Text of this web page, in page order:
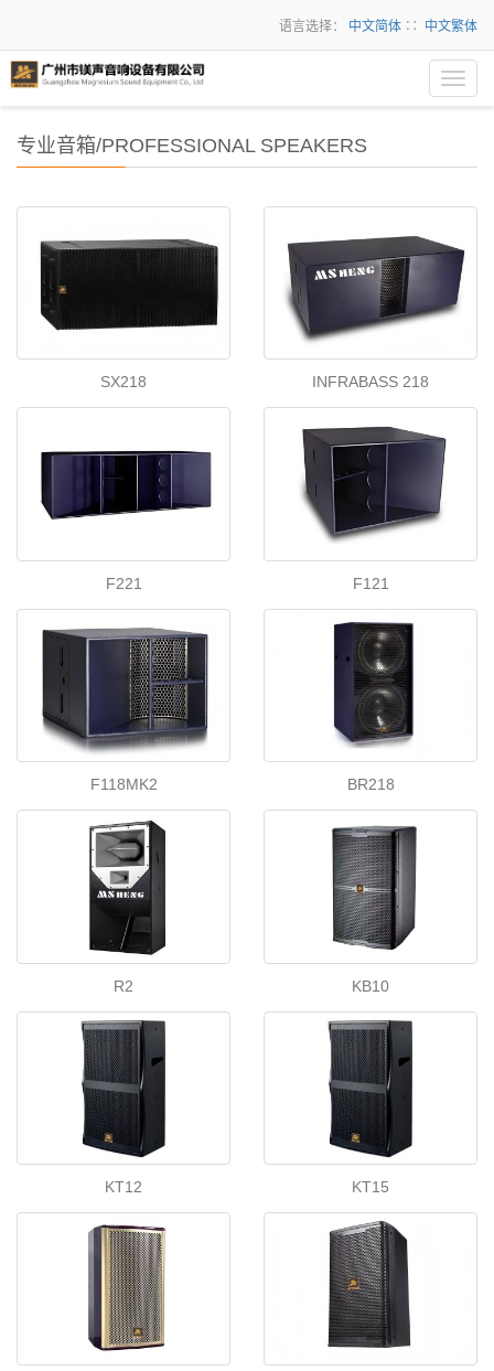
语言选择： 中文简体 ∷ 中文繁体
专业音箱/PROFESSIONAL SPEAKERS
SX218 INFRABASS 218
F221 F121
F118MK2 BR218
R2 KB10
KT12 KT15